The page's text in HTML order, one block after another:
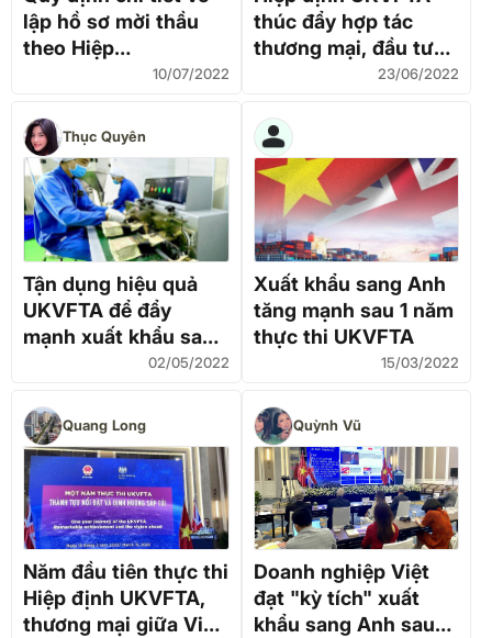
lập hồ sơ mời thầu
theo Hiệp
định CPTPP, EVFTA, UKVFTA
10/07/2022
thúc đẩy hợp tác
thương mại, đầu tư
Việt Nam – Anh23/06/2022
Thục Quyên
Tận dụng hiệu quả
UKVFTA để đẩy
mạnh xuất khẩu sang
02/05/2022
Xuất khẩu sang Anh
tăng mạnh sau 1 năm
thực thi UKVFTA
15/03/2022
Quang Long
Năm đầu tiên thực thi
Hiệp định UKVFTA,
thương mại giữa Việt
Quỳnh Vũ
Doanh nghiệp Việt
đạt "kỳ tích" xuất
khẩu sang Anh sau